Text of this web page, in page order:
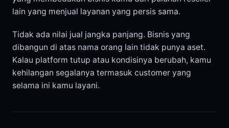
lain yang menjual layanan yang persis sama.
Tidak ada nilai jual jangka panjang. Bisnis yang
dibangun di atas nama orang lain tidak punya aset.
Kalau platform tutup atau kondisinya berubah, kamu
kehilangan segalanya termasuk customer yang
selama ini kamu layani.